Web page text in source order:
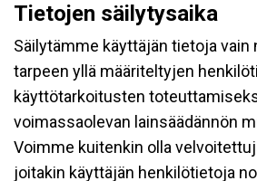
Tietojen säilytysaika
Säilytämme käyttäjän tietoja vain
tarpeen yllä määriteltyjen
käyttötarkoitusten
voimassaolevan lainsäädännön
Voimme kuitenkin olla
joitakin käyttäjän henkilötietoja